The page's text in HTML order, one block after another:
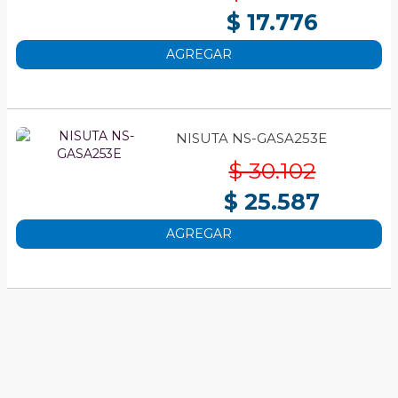
$ 17.776
AGREGAR
NISUTA NS-GASA253E
$ 30.102
$ 25.587
AGREGAR